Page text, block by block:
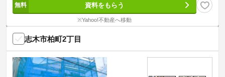
資料をもらう
※Yahoo!不動産へ移動
志木市柏町2丁目